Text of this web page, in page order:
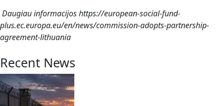
Daugiau informacijos https://european-social-fund-
plus.ec.europa.eu/en/news/commission-adopts-partnership-
agreement-lithuania
Recent News